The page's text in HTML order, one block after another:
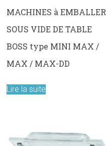
MACHINES à EMBALLER
SOUS VIDE DE TABLE
BOSS type MINI MAX /
MAX / MAX-DD
Lire la suite